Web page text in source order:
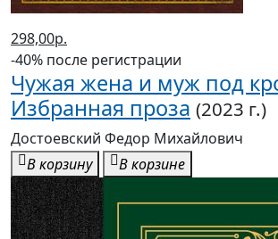
298,00р.
-40% после регистрации
Чужая жена и муж под
Избранная проза (2023 г.)
Достоевский Федор Михайлович
В корзину
В корзине